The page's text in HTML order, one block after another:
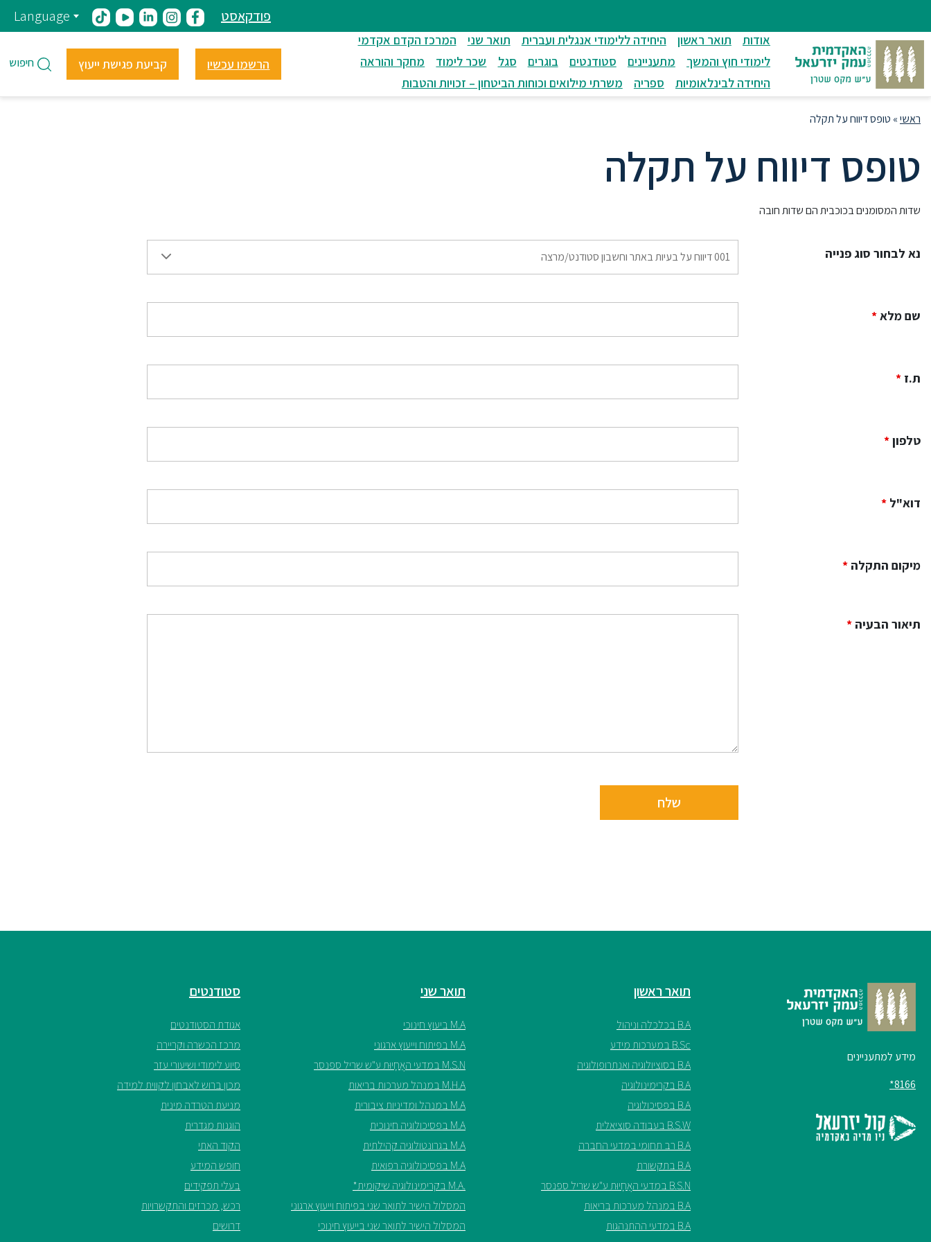
מרכזי
פודקאסט Language
אודות תואר ראשון היחידה ללימודי אנגלית ועברית תואר שני
המרכז הקדם אקדמי
לימודי חוץ והמשך
מתעניינים סטודנטים בוגרים סגל שכר לימוד
מחקר והוראה
היחידה לבינלאומיות
ספריה משרתי מילואים וכוחות הביטחון – זכויות והטבות
הרשמו עכשיו קביעת פגישת ייעוץ חיפוש
ראשי» טופס דיווח על תקלה
טופס דיווח על תקלה
שדות המסומנים בכוכבית הם שדות חובה
נא לבחור סוג פנייה
שם מלא*
ת.ז *
טלפון*
דוא"ל *
מיקום התקלה *
תיאור הבעיה *
מידע למתעניינים
8166*
תואר ראשון
B.A בכלכלה וניהול
B.Sc במערכות מידע
B.A בסוציולוגיה ואנתרופולוגיה
B.A בקרימינולוגיה
B.A בפסיכולוגיה
B.S.W בעבודה סוציאלית
B.A רב תחומי במדעי החברה
B.A בתקשורת
B.S.N במדעי האֲחָיוּת ע"ש שריל ספנסר
B.A במנהל מערכות בריאות
B.A במדעי ההתנהגות
תואר שני
M.A ביעוץ חינוכי
M.A בפיתוח וייעוץ ארגוני
M.S.N במדעי האֲחָיוּת ע"ש שריל ספנסר
M.H.A במנהל מערכות בריאות
M.A במנהל ומדיניות ציבורית
M.A בפסיכולוגיה חינוכית
M.A בגרונטולוגיה קהילתית
M.A בפסיכולוגיה רפואית
.M.A בקרימינולוגיה שיקומית*
המסלול הישיר לתואר שני בפיתוח וייעוץ ארגוני
המסלול הישיר לתואר שני בייעוץ חינוכי
סטודנטים
אגודת הסטודנטים
מרכז הכשרה וקריירה
סיוע לימודי ושיעורי עזר
מכון ברוש לאבחון לקווית למידה
מניעת הטרדה מינית
הוגנות מגדרית
הקוד האתי
חופש המידע
בעלי תפקידים
רכש, מכרזים והתקשרויות
דרושים